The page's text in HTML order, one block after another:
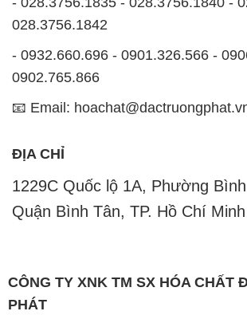
📧 Email:
ĐỊA CHỈ
1229C Quốc lộ 1A, Phường Bình
Quận Bình Tân, TP. Hồ Chí Minh
CÔNG TY XNK TM SX HÓA CHẤT
PHÁT
chuyên kinh doanh và phân phối các
công nghiệp đa dạng, nhằm đáp ứng